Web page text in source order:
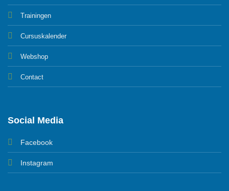
Trainingen
Cursuskalender
Webshop
Contact
Social Media
Facebook
Instagram